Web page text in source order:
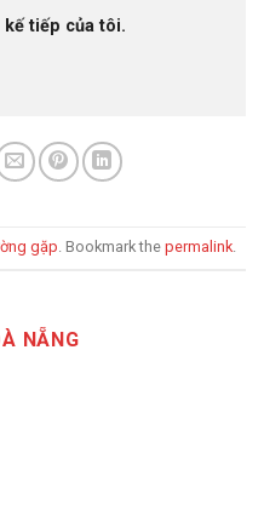
tiếp của tôi.
gặp. Bookmark the permalink.
NẴNG